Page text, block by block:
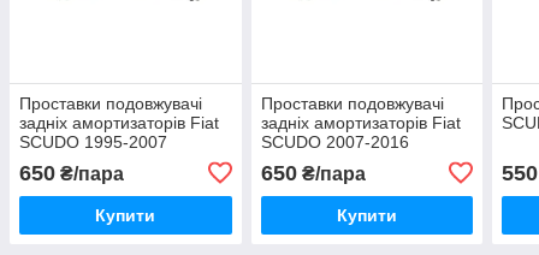
Проставки подовжувачі
задніх амортизаторів Fiat
SCUDO 1995-2007
650 ₴/пара
Купити
Проставки подовжувачі
задніх амортизаторів Fiat
SCUDO 2007-2016
650₴/пара
Купити
550